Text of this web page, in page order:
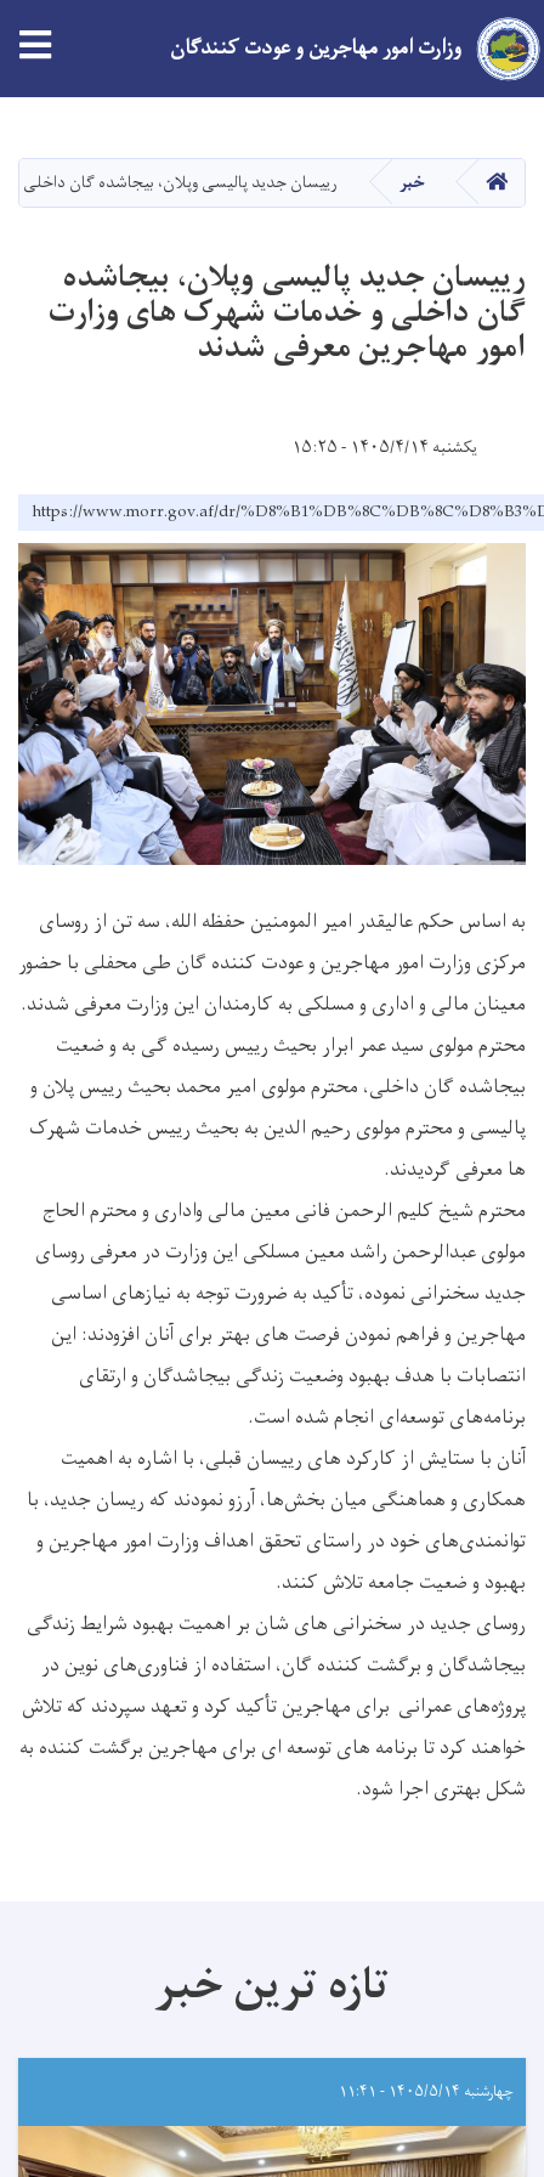
main
content
وزارت امور مهاجرین و عودت کنندگان
HOME خبر رییسان جدید پالیسی وپلان، بیجاشده گان داخلی
رییسان جدید پالیسی وپلان، بیجاشده
گان داخلی و خدمات شهرک های وزارت
امور مهاجرین معرفی شدند
یکشنبه ۱۴۰۵/۴/۱۴ - ۱۵:۲۵
https://www.morr.gov.af/dr/
به اساس حکم عالیقدر امیر المومنین حفظه الله، سه تن از روسای
مرکزی وزارت امور مهاجرین و عودت کننده گان طی محفلی با حضور
معینان مالی و اداری و مسلکی به کارمندان این وزارت معرفی شدند.
محترم مولوی سید عمر ابرار بحیث رییس رسیده گی به و ضعیت
بیجاشده گان داخلی، محترم مولوی امیر محمد بحیث رییس پلان و
پالیسی و محترم مولوی رحیم الدین به بحیث رییس خدمات شهرک
ها معرفی گردیدند.
محترم شیخ کلیم الرحمن فانی معین مالی واداری و محترم الحاج
مولوی عبدالرحمن راشد معین مسلکی این وزارت در معرفی روسای
جدید سخنرانی نموده، تأکید به ضرورت توجه به نیازهای اساسی
مهاجرین و فراهم نمودن فرصت ‌های بهتر برای آنان افزودند: این
انتصابات با هدف بهبود وضعیت زندگی بیجاشدگان و ارتقای
برنامه‌های توسعه‌ای انجام شده است.
آنان با ستایش از کارکرد های رییسان قبلی، با اشاره به اهمیت
همکاری و هماهنگی میان بخش‌ها، آرزو نمودند که ریسان جدید، با
توانمندی‌های خود در راستای تحقق اهداف وزارت امور مهاجرین و
بهبود و ضعیت جامعه تلاش کنند.
روسای جدید در سخنرانی های شان بر اهمیت بهبود شرایط زندگی
بیجاشدگان و برگشت کننده گان، استفاده از فناوری‌های نوین در
پروژه‌های عمرانی برای مهاجرین تأکید کرد و تعهد سپردند که تلاش
خواهند کرد تا برنامه های توسعه ای برای مهاجرین برگشت کننده به
شکل بهتری اجرا شود.
تازه ترین خبر
چهارشنبه ۱۴۰۵/۵/۱۴ - ۱۱:۴۱